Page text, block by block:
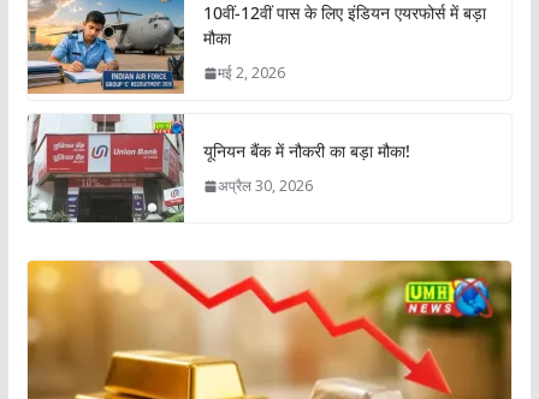
10वीं-12वीं पास के लिए इंडियन एयरफोर्स में बड़ा
मौका
मई 2, 2026
यूनियन बैंक में नौकरी का बड़ा मौका!
अप्रैल 30, 2026